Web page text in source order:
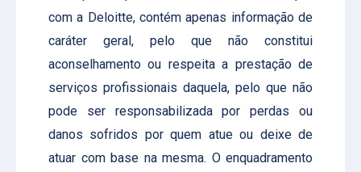
com a Deloitte, contém apenas informação de
caráter geral, pelo que não constitui
aconselhamento ou respeita a prestação de
serviços profissionais daquela, pelo que não
pode ser responsabilizada por perdas ou
danos sofridos por quem atue ou deixe de
atuar com base na mesma. O enquadramento